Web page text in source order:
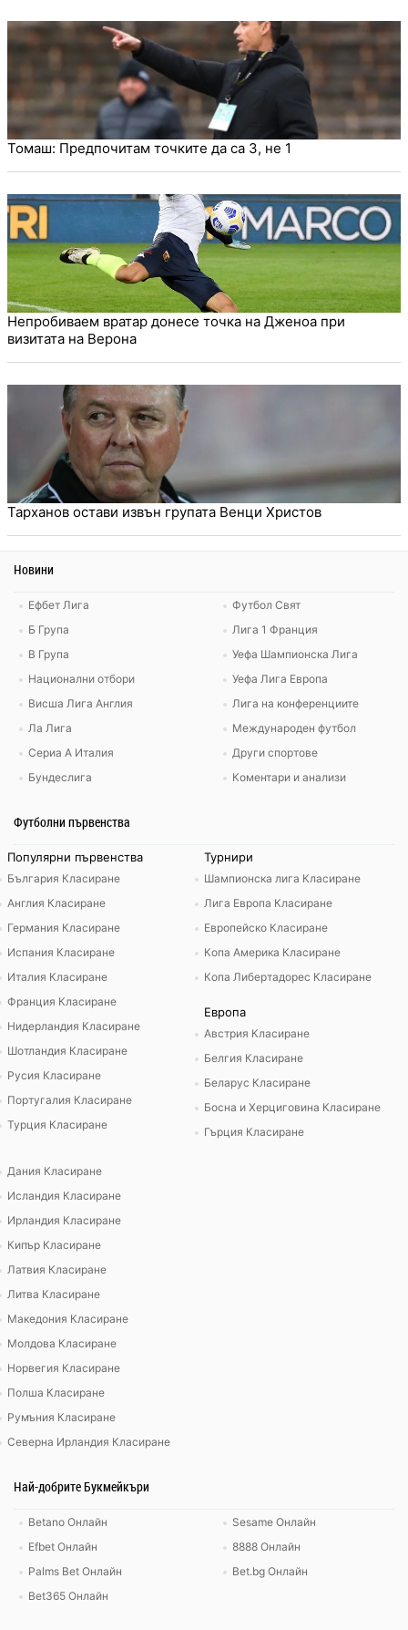
Томаш: Предпочитам точките да са 3, не 1
Непробиваем вратар донесе точка на Дженоа при
визитата на Верона
Тарханов остави извън групата Венци Христов
Новини
Ефбет Лига
Б Група
В Група
Национални отбори
Висша Лига Англия
Ла Лига
Сериа А Италия
Бундеслига
Футбол Свят
Лига 1 Франция
Уефа Шампионска Лига
Уефа Лига Европа
Лига на конференциите
Международен футбол
Други спортове
Коментари и анализи
Футболни първенства
Популярни първенства
България Класиране
Англия Класиране
Германия Класиране
Испания Класиране
Италия Класиране
Франция Класиране
Нидерландия Класиране
Шотландия Класиране
Русия Класиране
Португалия Класиране
Турция Класиране
Турнири
Шампионска лига Класиране
Лига Европа Класиране
Европейско Класиране
Копа Америка Класиране
Копа Либертадорес Класиране
Европа
Австрия Класиране
Белгия Класиране
Беларус Класиране
Босна и Херциговина Класиране
Гърция Класиране
Дания Класиране
Исландия Класиране
Ирландия Класиране
Кипър Класиране
Латвия Класиране
Литва Класиране
Македония Класиране
Молдова Класиране
Норвегия Класиране
Полша Класиране
Румъния Класиране
Северна Ирландия Класиране
Най-добрите Букмейкъри
Betano Онлайн
Efbet Онлайн
Palms Bet Онлайн
Bet365 Онлайн
Sesame Онлайн
8888 Онлайн
Bet.bg Онлайн